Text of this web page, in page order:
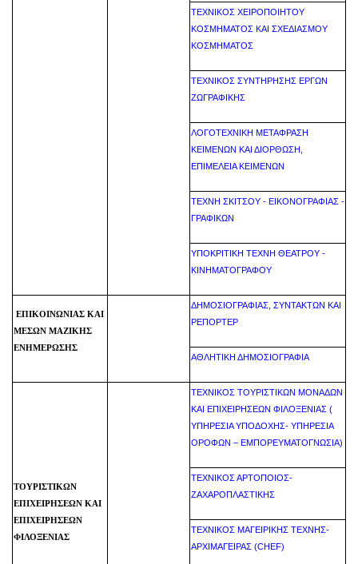
ΤΕΧΝΙΚΟΣ ΧΕΙΡΟΠΟΙΗΤΟΥ
ΚΟΣΜΗΜΑΤΟΣ ΚΑΙ ΣΧΕΔΙΑΣΜΟΥ
ΚΟΣΜΗΜΑΤΟΣ
ΤΕΧΝΙΚΟΣ ΣΥΝΤΗΡΗΣΗΣ ΕΡΓΩΝ
ΖΩΓΡΑΦΙΚΗΣ
ΛΟΓΟΤΕΧΝΙΚΗ ΜΕΤΑΦΡΑΣΗ
ΚΕΙΜΕΝΩΝ ΚΑΙ ΔΙΟΡΘΩΣΗ,
ΕΠΙΜΕΛΕΙΑ ΚΕΙΜΕΝΩΝ
ΤΕΧΝΗ ΣΚΙΤΣΟΥ - ΕΙΚΟΝΟΓΡΑΦΙΑΣ -
ΓΡΑΦΙΚΩΝ
ΥΠΟΚΡΙΤΙΚΗ ΤΕΧΝΗ ΘΕΑΤΡΟΥ -
ΚΙΝΗΜΑΤΟΓΡΑΦΟΥ
ΕΠΙΚΟΙΝΩΝΙΑΣ ΚΑΙ
ΜΕΣΩΝ ΜΑΖΙΚΗΣ
ΕΝΗΜΕΡΩΣΗΣ
ΔΗΜΟΣΙΟΓΡΑΦΙΑΣ, ΣΥΝΤΑΚΤΩΝ ΚΑΙ
ΡΕΠΟΡΤΕΡ
ΑΘΛΗΤΙΚΗ ΔΗΜΟΣΙΟΓΡΑΦΙΑ
ΤΟΥΡΙΣΤΙΚΩΝ
ΕΠΙΧΕΙΡΗΣΕΩΝ ΚΑΙ
ΕΠΙΧΕΙΡΗΣΕΩΝ
ΦΙΛΟΞΕΝΙΑΣ
ΤΕΧΝΙΚΟΣ ΤΟΥΡΙΣΤΙΚΩΝ ΜΟΝΑΔΩΝ
ΚΑΙ ΕΠΙΧΕΙΡΗΣΕΩΝ ΦΙΛΟΞΕΝΙΑΣ (
ΥΠΗΡΕΣΙΑ ΥΠΟΔΟΧΗΣ- ΥΠΗΡΕΣΙΑ
ΟΡΟΦΩΝ – ΕΜΠΟΡΕΥΜΑΤΟΓΝΩΣΙΑ)
ΤΕΧΝΙΚΟΣ ΑΡΤΟΠΟΙΟΣ-
ΖΑΧΑΡΟΠΛΑΣΤΙΚΗΣ
ΤΕΧΝΙΚΟΣ ΜΑΓΕΙΡΙΚΗΣ ΤΕΧΝΗΣ-
ΑΡΧΙΜΑΓΕΙΡΑΣ (CHEF)